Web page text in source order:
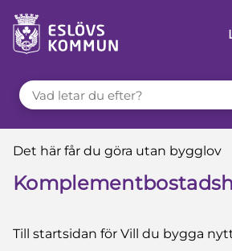
till innehåll
till sidomeny
VAD LETAR DU EFTER?
Du är här:
Det här får du göra utan bygglov
Till startsidan för Vill du bygga